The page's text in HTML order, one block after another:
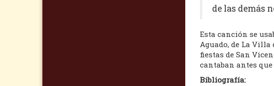
de las demás
Esta canción se
Aguado, de La Villa
fiestas de San
cantaban antes
Bibliografía: